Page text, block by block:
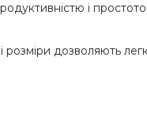
і
дозволяють